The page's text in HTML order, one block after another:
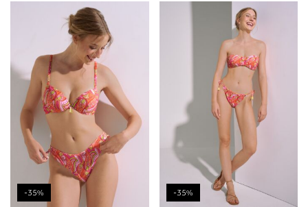
-35% -35%
2. Обем на градите
Измерете го обемот на градите.
Ставете ја мерната лента преку
грбот на ниво на задното
преку градите, на ниво на
брадавиците - до
помеѓу градите. Во делот 2 ќе
прочитате која длабочина на
корпата одговара на вашето